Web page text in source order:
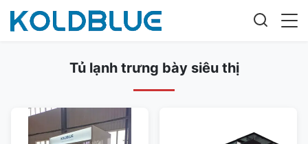
Tủ lạnh trưng bày siêu thị